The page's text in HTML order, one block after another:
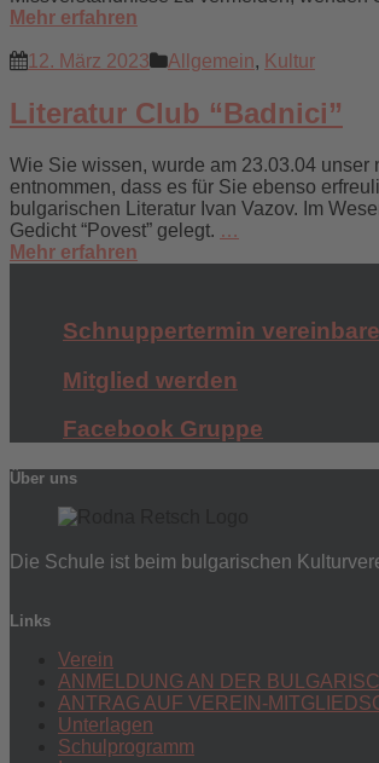
Mehr erfahren
12. März 2023 Allgemein, Kultur
Literatur Club “Badnici”
Wie Sie wissen, wurde am 23.03.04 unser
entnommen, dass es für Sie ebenso
bulgarischen Literatur Ivan Vazov. Im
Gedicht “Povest” gelegt. …
Mehr erfahren
Schnuppertermin
Mitglied werden
Facebook Gruppe
Über uns
Die Schule ist beim bulgarischen
Links
Verein
ANMELDUNG AN DER
ANTRAG AUF VEREIN-
Unterlagen
Schulprogramm